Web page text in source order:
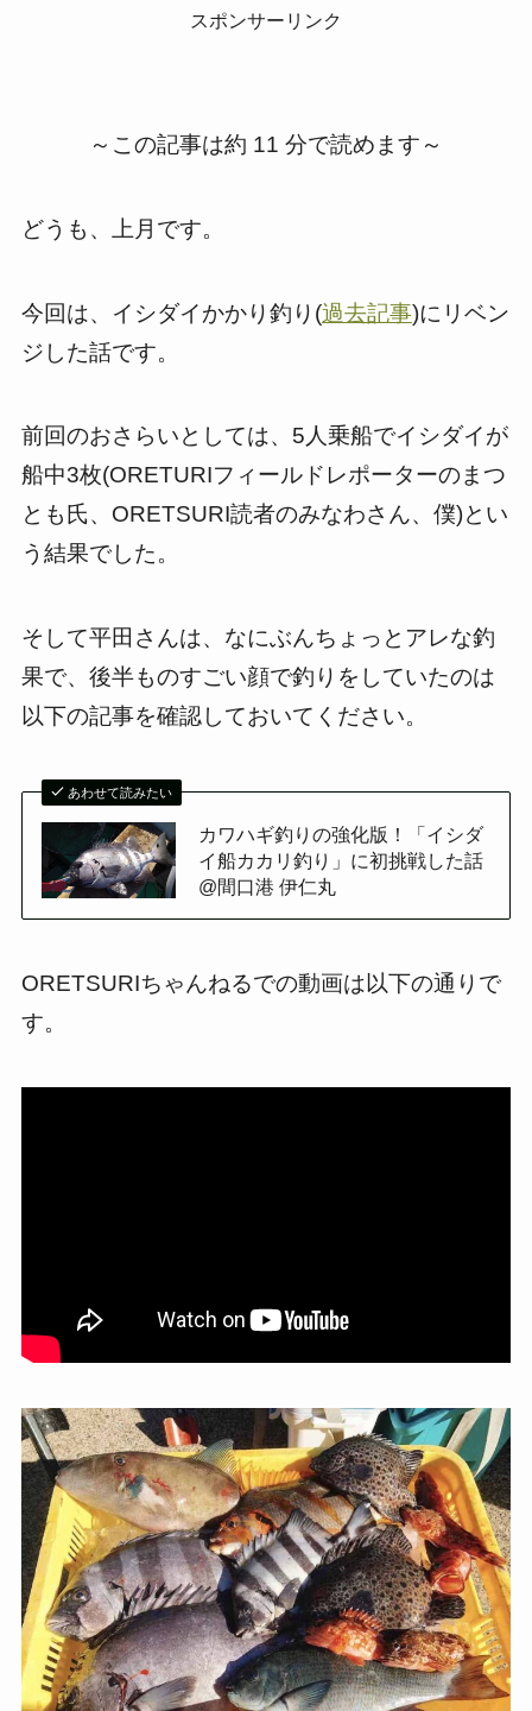
スポンサーリンク
～この記事は約 11 分で読めます～
どうも、上月です。
今回は、イシダイかかり釣り(過去記事)にリベン
ジした話です。
前回のおさらいとしては、5人乗船でイシダイが
船中3枚(ORETURIフィールドレポーターのまつ
とも氏、ORETSURI読者のみなわさん、僕)とい
う結果でした。
そして平田さんは、なにぶんちょっとアレな釣
果で、後半ものすごい顔で釣りをしていたのは
以下の記事を確認しておいてください。
あわせて読みたい
カワハギ釣りの強化版！「イシダ
イ船カカリ釣り」に初挑戦した話
@間口港 伊仁丸
ORETSURIちゃんねるでの動画は以下の通りで
す。